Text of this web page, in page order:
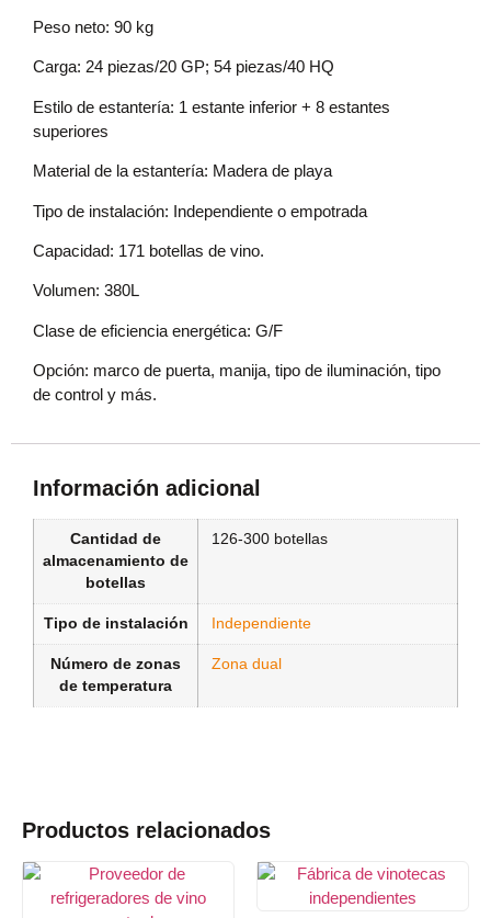
Peso neto: 90 kg
Carga: 24 piezas/20 GP; 54 piezas/40 HQ
Estilo de estantería: 1 estante inferior + 8 estantes
superiores
Material de la estantería: Madera de playa
Tipo de instalación: Independiente o empotrada
Capacidad: 171 botellas de vino.
Volumen: 380L
Clase de eficiencia energética: G/F
Opción: marco de puerta, manija, tipo de iluminación, tipo
de control y más.
Información adicional
Cantidad de
almacenamiento de
botellas
126-300 botellas
Tipo de instalación Independiente
Número de zonas
de temperatura
Zona dual
Productos relacionados